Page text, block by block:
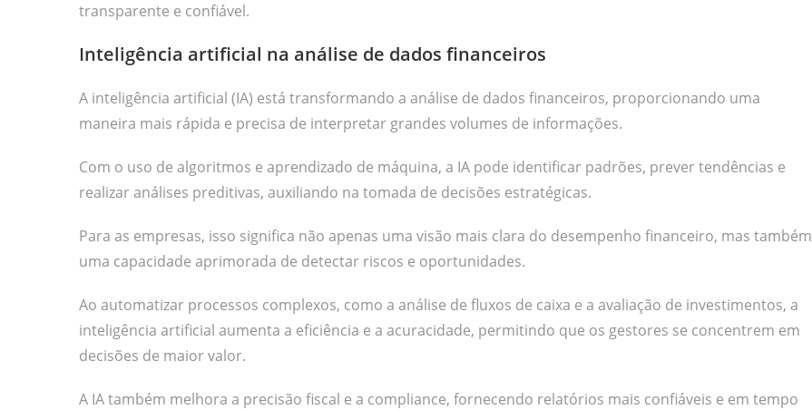
transparente e confiável.
Inteligência artificial na análise de dados financeiros
A inteligência artificial (IA) está transformando a análise de dados financeiros, proporcionando uma
maneira mais rápida e precisa de interpretar grandes volumes de informações.
Com o uso de algoritmos e aprendizado de máquina, a IA pode identificar padrões, prever tendências e
realizar análises preditivas, auxiliando na tomada de decisões estratégicas.
Para as empresas, isso significa não apenas uma visão mais clara do desempenho financeiro, mas também
uma capacidade aprimorada de detectar riscos e oportunidades.
Ao automatizar processos complexos, como a análise de fluxos de caixa e a avaliação de investimentos, a
inteligência artificial aumenta a eficiência e a acuracidade, permitindo que os gestores se concentrem em
decisões de maior valor.
A IA também melhora a precisão fiscal e a compliance, fornecendo relatórios mais confiáveis e em tempo